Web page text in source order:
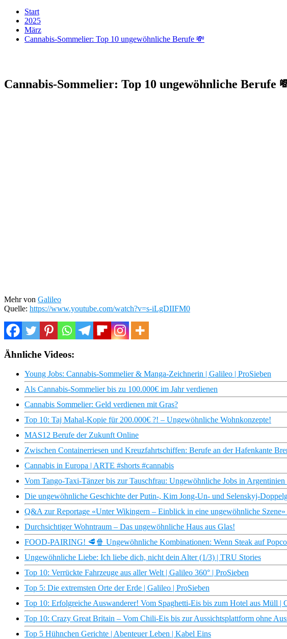
Start
2025
März
Cannabis-Sommelier: Top 10 ungewöhnliche Berufe 💸
Cannabis-Sommelier: Top 10 ungewöhnliche Berufe
Mehr von Galileo
Quelle: https://www.youtube.com/watch?v=s-iLgDIIFM0
Ähnliche Videos:
Young Jobs: Cannabis-Sommelier & Manga-Zeichnerin | Galileo | ProSieben
Als Cannabis-Sommelier bis zu 100.000€ im Jahr verdienen
Cannabis Sommelier: Geld verdienen mit Gras?
Top 10: Taj Mahal-Kopie für 200.000€ ?! – Ungewöhnliche Wohnkonzepte!
MAS12 Berufe der Zukunft Online
Zwischen Containerriesen und Kreuzfahrtschiffen: Berufe an der Hafenkante
Cannabis in Europa | ARTE #shorts #cannabis
Vom Tango-Taxi-Tänzer bis zur Tauschfrau: Ungewöhnliche Jobs in Argentinien
Die ungewöhnliche Geschichte der Putin-, Kim Jong-Un- und Selenskyj-
Q&A zur Reportage «Unter Wikingern – Einblick in eine ungewöhnliche Szene»
Durchsichtiger Wohntraum – Das ungewöhnliche Haus aus Glas!
FOOD-PAIRING! 🥩🍿 Ungewöhnliche Kombinationen: Wenn Steak auf
Ungewöhnliche Liebe: Ich liebe dich, nicht dein Alter (1/3) | TRU Stories
Top 10: Verrückte Fahrzeuge aus aller Welt | Galileo 360° | ProSieben
Top 5: Die extremsten Orte der Erde | Galileo | ProSieben
Top 10: Erfolgreiche Auswanderer! Vom Spaghetti-Eis bis zum Hotel aus Müll |
Top 10: Crazy Great Britain – Vom Chili-Eis bis zur Aussichtsplattform ohne
Top 5 Hühnchen Gerichte | Abenteuer Leben | Kabel Eins